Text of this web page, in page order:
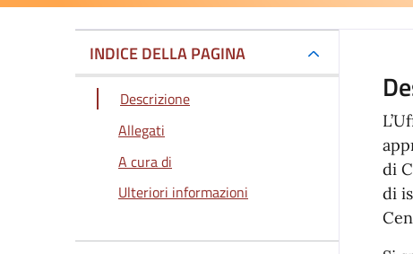
INDICE DELLA PAGINA
Descrizione
Allegati
A cura di
Ulteriori informazioni
di
di